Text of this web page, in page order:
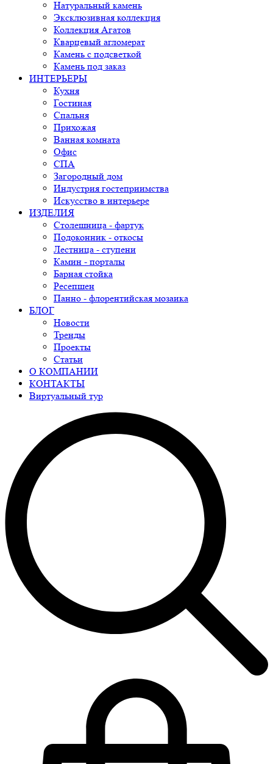
Натуральный камень
Эксклюзивная коллекция
Коллекция Агатов
Кварцевый агломерат
Камень с подсветкой
Камень под заказ
ИНТЕРЬЕРЫ
Кухня
Гостиная
Спальня
Прихожая
Ванная комната
Офис
СПА
Загородный дом
Индустрия гостеприимства
Искусство в интерьере
ИЗДЕЛИЯ
Столешница - фартук
Подоконник - откосы
Лестница - ступени
Камин - порталы
Барная стойка
Ресепшен
Панно - флорентийская мозаика
БЛОГ
Новости
Тренды
Проекты
Статьи
О КОМПАНИИ
КОНТАКТЫ
Виртуальный тур